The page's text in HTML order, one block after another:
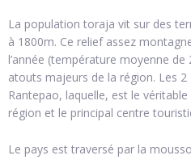
La population toraja vit sur des
à 1800m. Ce relief assez
l’année (température moyenne
atouts majeurs de la région. Les
Rantepao, laquelle, est le
région et le principal centre
Le pays est traversé par la